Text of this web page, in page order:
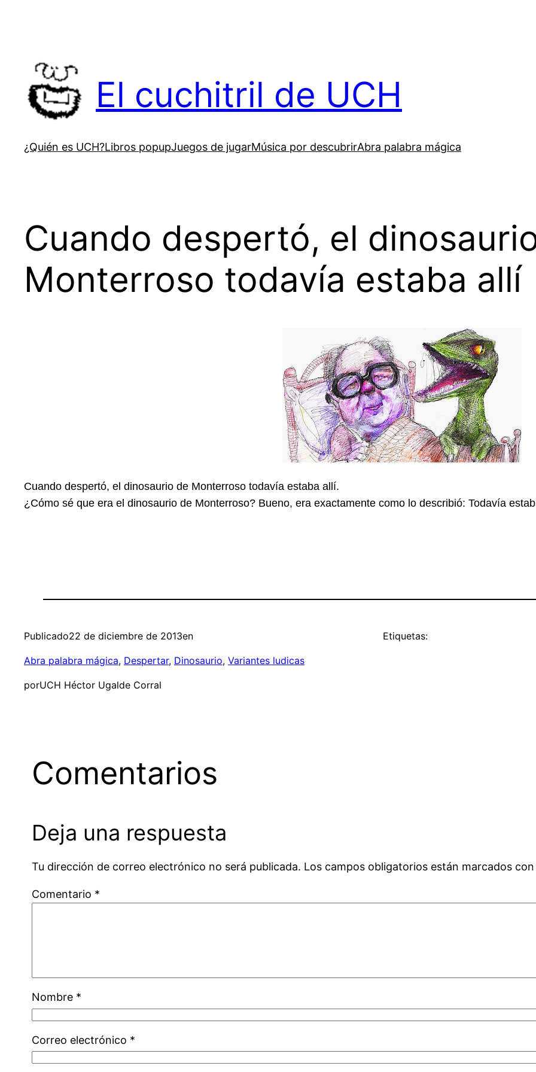
El cuchitril de UCH
¿Quién es UCH?Libros popupJuegos de jugarMúsica por descubrirAbra palabra mágica
Cuando despertó, el
Monterroso todavía estaba allí
Cuando despertó, el dinosaurio de Monterroso todavía estaba allí.
¿Cómo sé que era el dinosaurio de Monterroso? Bueno, era exactamente como lo describió: Todavía
Publicado22 de diciembre de 2013en
Abra palabra mágica, Despertar, Dinosaurio, Variantes ludicas
porUCH Héctor Ugalde Corral
Etiquetas:
Comentarios
Deja una respuesta
Tu dirección de correo electrónico no será publicada. Los campos obligatorios están marcados
Comentario *
Nombre *
Correo electrónico *